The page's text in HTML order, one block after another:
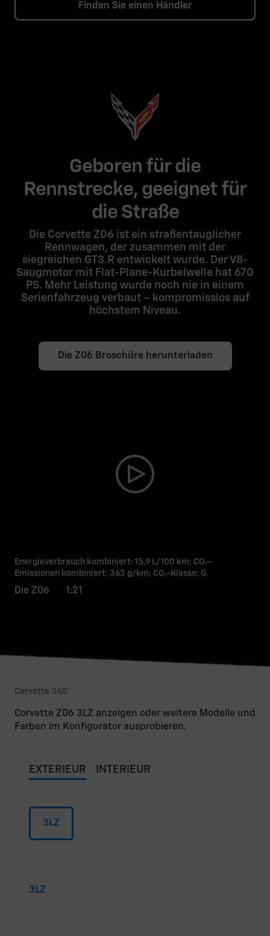
Finden Sie einen Händler
Geboren für die
Rennstrecke, geeignet für
die Straße
Die Corvette Z06 ist ein straßentauglicher
Rennwagen, der zusammen mit der
siegreichen GT3.R entwickelt wurde. Der V8-
Saugmotor mit Flat-Plane-Kurbelwelle hat 670
PS. Mehr Leistung wurde noch nie in einem
Serienfahrzeug verbaut – kompromisslos auf
höchstem Niveau.
Die Z06 Broschüre herunterladen
Energieverbrauch kombiniert: 15,9 L/100 km; CO₂-
Emissionen kombiniert: 363 g/km; CO₂-Klasse: G.
Die Z06 1:21
Corvette 360°
Corvette Z06 3LZ anzeigen oder weitere Modelle und
Farben im Konfigurator ausprobieren.
EXTERIEUR INTERIEUR
3LZ
3LZ